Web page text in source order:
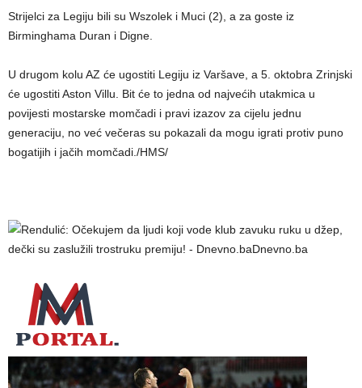
Strijelci za Legiju bili su Wszolek i Muci (2), a za goste iz
Birminghama Duran i Digne.
U drugom kolu AZ će ugostiti Legiju iz Varšave, a 5. oktobra Zrinjski
će ugostiti Aston Villu. Bit će to jedna od najvećih utakmica u
povijesti mostarske momčadi i pravi izazov za cijelu jednu
generaciju, no već večeras su pokazali da mogu igrati protiv puno
bogatijih i jačih momčadi./HMS/